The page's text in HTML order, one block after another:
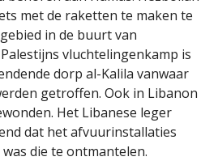
met de raketten te maken te
in de buurt van
vluchtelingenkamp is
dorp al-Kalila vanwaar
getroffen. Ook in Libanon
Het Libanese leger
dat het afvuurinstallaties
die te ontmantelen.